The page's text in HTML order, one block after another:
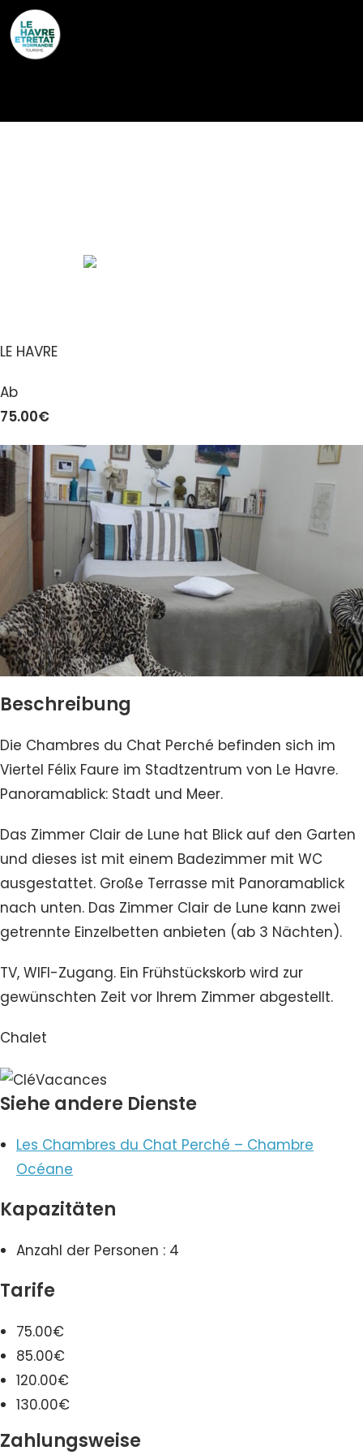
LE HAVRE
Ab
75.00€
Beschreibung
Die Chambres du Chat Perché befinden sich im
Viertel Félix Faure im Stadtzentrum von Le Havre.
Panoramablick: Stadt und Meer.
Das Zimmer Clair de Lune hat Blick auf den Garten
und dieses ist mit einem Badezimmer mit WC
ausgestattet. Große Terrasse mit Panoramablick
nach unten. Das Zimmer Clair de Lune kann zwei
getrennte Einzelbetten anbieten (ab 3 Nächten).
TV, WIFI-Zugang. Ein Frühstückskorb wird zur
gewünschten Zeit vor Ihrem Zimmer abgestellt.
Chalet
Siehe andere Dienste
Les Chambres du Chat Perché – Chambre
Océane
Kapazitäten
Anzahl der Personen : 4
Tarife
75.00€
85.00€
120.00€
130.00€
Zahlungsweise
Cookies management panel